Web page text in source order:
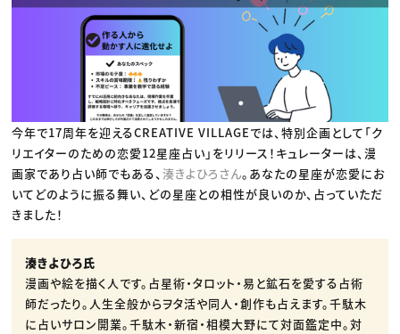
今年で17周年を迎えるCREATIVE VILLAGEでは、特別企画として「ク
リエイターのための恋愛12星座占い」をリリース！キュレーターは、漫
画家であり占い師でもある、湊きよひろさん。あなたの星座が恋愛にお
いてどのように振る舞い、どの星座との相性が良いのか、占っていただ
きました！
湊きよひろ氏
漫画や絵を描く人です。占星術・タロット・易と鉱石を愛する占術
師だったり。人生全般からヲタ活や同人・創作も占えます。千駄木
に占いサロン開業。千駄木・新宿・相模大野にて対面鑑定中。対